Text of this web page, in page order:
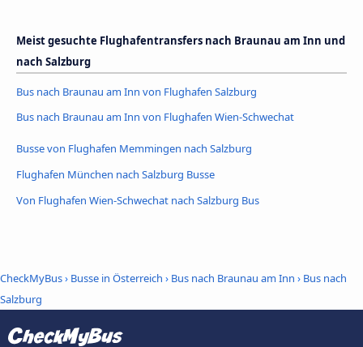
Meist gesuchte Flughafentransfers nach Braunau am Inn und
nach Salzburg
Bus nach Braunau am Inn von Flughafen Salzburg
Bus nach Braunau am Inn von Flughafen Wien-Schwechat
Busse von Flughafen Memmingen nach Salzburg
Flughafen München nach Salzburg Busse
Von Flughafen Wien-Schwechat nach Salzburg Bus
CheckMyBus› Busse in Österreich › Bus nach Braunau am Inn › Bus nach
Salzburg